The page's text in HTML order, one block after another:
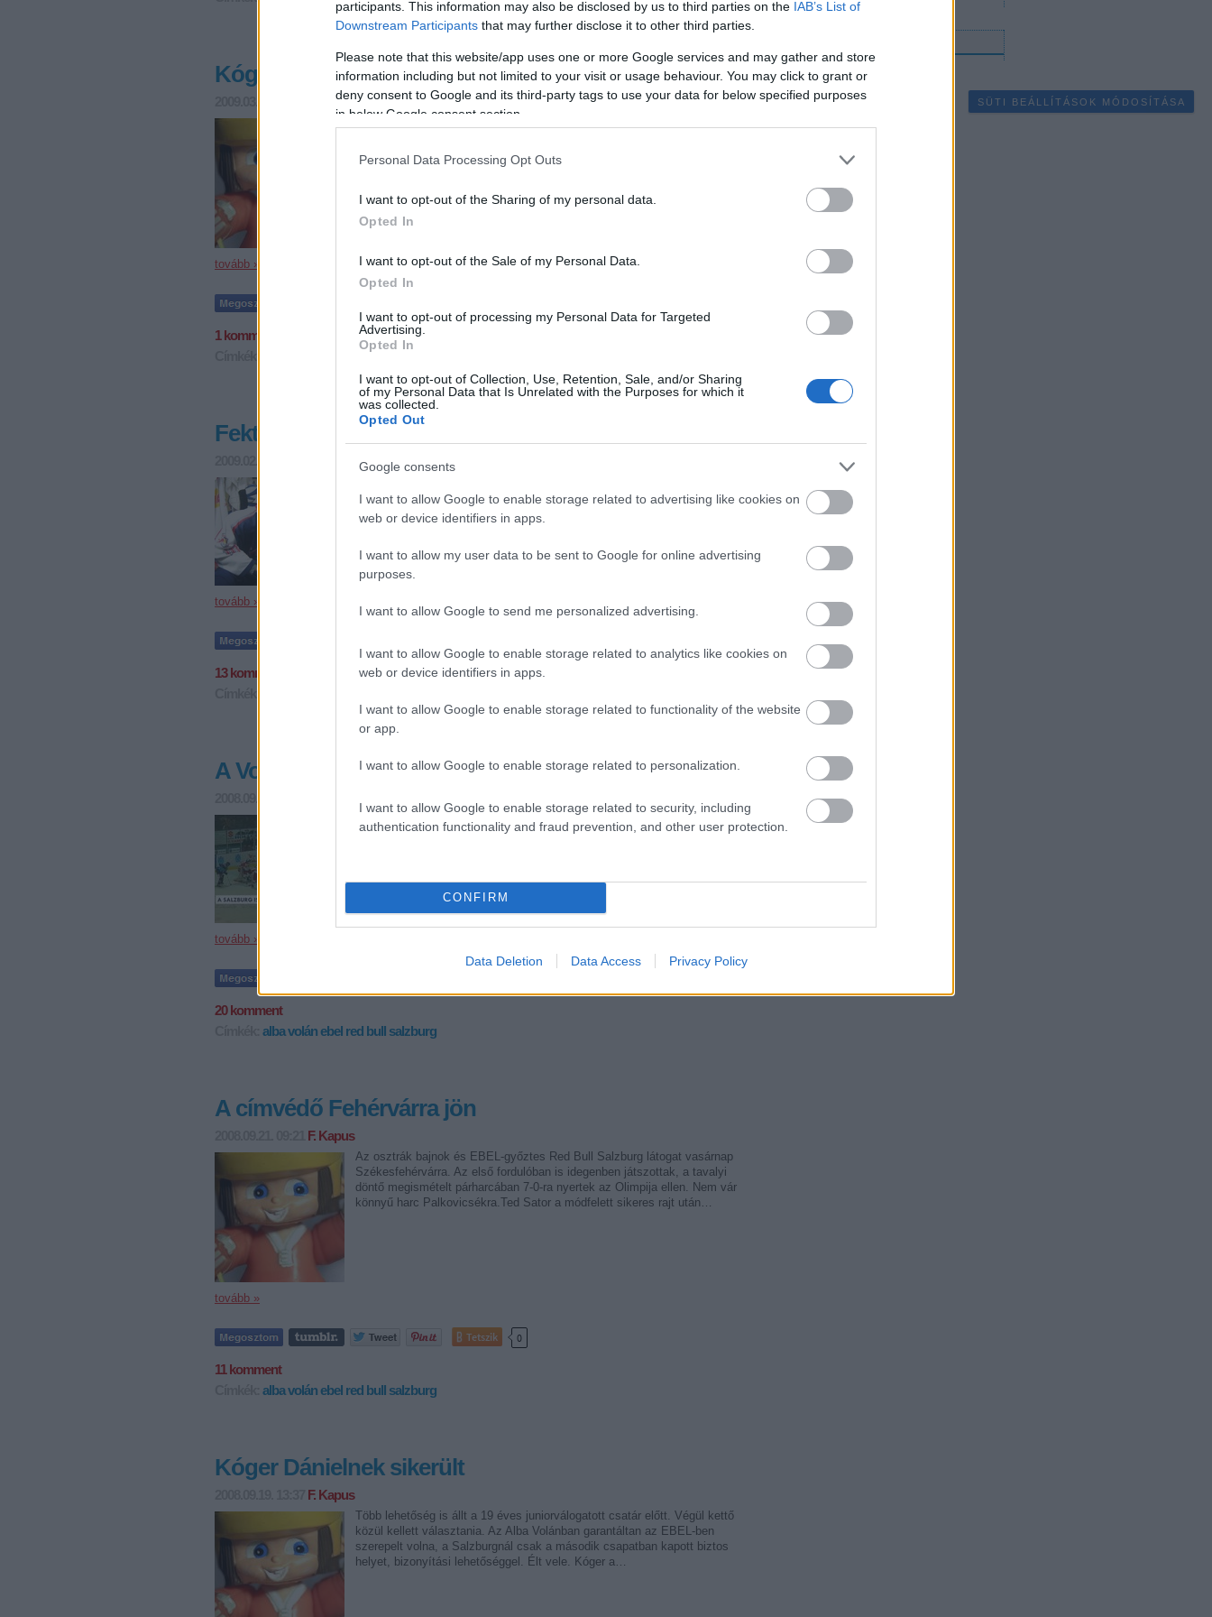
participants. This information may also be disclosed by us to third parties on the IAB’s List of
Downstream Participants that may further disclose it to other third parties.
Please note that this website/app uses one or more Google services and may gather and store
information including but not limited to your visit or usage behaviour. You may click to grant or
deny consent to Google and its third-party tags to use your data for below specified purposes
in below Google consent section.
Personal Data Processing Opt Outs
I want to opt-out of the Sharing of my personal data.
Opted In
I want to opt-out of the Sale of my Personal Data.
Opted In
I want to opt-out of processing my Personal Data for Targeted
Advertising.
Opted In
I want to opt-out of Collection, Use, Retention, Sale, and/or Sharing
of my Personal Data that Is Unrelated with the Purposes for which it
was collected.
Opted Out
Google consents
I want to allow Google to enable storage related to advertising like cookies on
web or device identifiers in apps.
I want to allow my user data to be sent to Google for online advertising
purposes.
I want to allow Google to send me personalized advertising.
I want to allow Google to enable storage related to analytics like cookies on
web or device identifiers in apps.
I want to allow Google to enable storage related to functionality of the website
or app.
I want to allow Google to enable storage related to personalization.
I want to allow Google to enable storage related to security, including
authentication functionality and fraud prevention, and other user protection.
CONFIRM
Data Deletion Data Access Privacy Policy
Kógeréké az osztrák juniorezüst
F. Kapus
vendégek, így a bajnoki cím is az övék. A pályára lépett három magyar
játékos nem szerzett pontot.A KAC szerzett vezetést, majd a második…
tovább »
1komment
red bull salzburg
Fekti Ádám: Rengeteg jó játékosunk van
egy előzetes NHL-draftlistára. Hári János mellett a Red Bull Salzburgban játszó
Fekti Ádám neve is szerepel az alig 150 nevet tartalmazó névsorban. Ezúttal őt
mutatjuk be. Fekti Ádám nagyon jó…
tovább »
13komment
A Volánnak összejött a második szenzáció
"Ilyen jól még soha nem láttam játszani az Alba Volánt" – mondta Ted Sator a
bravúros bajnokverés után. "Ebből a mérkőzésből sokat lehet tanulni" –
tovább »
20komment
alba volán ebel red bull salzburg
A címvédő Fehérvárra jön
F. Kapus
Az osztrák bajnok és EBEL-győztes Red Bull Salzburg látogat vasárnap
Székesfehérvárra. Az első fordulóban is idegenben játszottak, a tavalyi
döntő megismételt párharcában 7-0-ra nyertek az Olimpija ellen. Nem vár
könnyű harc Palkovicsékra.Ted Sator a módfelett sikeres rajt után…
tovább »
Tetszik 0
11komment
alba volán ebel red bull salzburg
Kóger Dánielnek sikerült
F. Kapus
Több lehetőség is állt a 19 éves juniorválogatott csatár előtt. Végül kettő
közül kellett választania. Az Alba Volánban garantáltan az EBEL-ben
szerepelt volna, a Salzburgnál csak a második csapatban kapott biztos
helyet, bizonyítási lehetőséggel. Élt vele. Kóger a…
SÜTI BEÁLLÍTÁSOK MÓDOSÍTÁSA